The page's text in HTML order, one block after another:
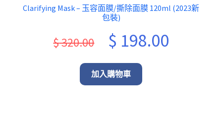
Clarifying Mask – 玉容面膜/撕除面膜 120ml (2023新
包裝)
$320.00
Original
was:
$ 198.00Current
加入購物車